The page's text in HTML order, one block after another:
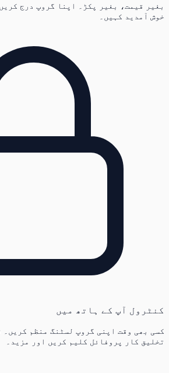
بغیر قیمت، بغیر پکڑ۔ اپنا گروپ درج
خوش آمدید کہیں۔
کنٹرول آپ کے ہاتھ میں
کسی بھی وقت اپنی گروپ لسٹنگ منظم کریں۔
تخلیق کار پروفائل کلیم کریں اور مزید۔